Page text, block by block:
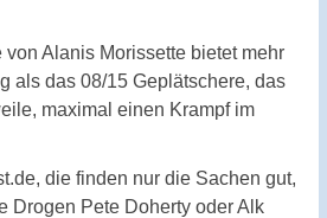
Alanis Morissette bietet mehr
als das 08/15 Geplätschere, das
maximal einen Krampf im
die finden nur die Sachen gut,
Drogen Pete Doherty oder Alk